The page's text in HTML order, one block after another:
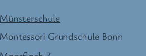
Münsterschule
Montessori Grundschule Bonn